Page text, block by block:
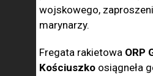
wojskowego,
marynarzy.
Fregata rakietowa ORP
Kościuszko osiągneła